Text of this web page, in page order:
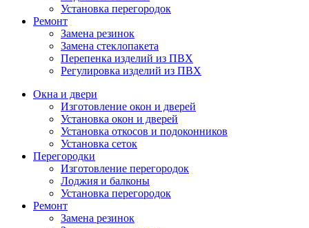
Установка перегородок
Ремонт
Замена резинок
Замена стеклопакета
Перепенка изделий из ПВХ
Регулировка изделий из ПВХ
Окна и двери
Изготовление окон и дверей
Установка окон и дверей
Установка откосов и подоконников
Установка сеток
Перегородки
Изготовление перегородок
Лоджия и балконы
Установка перегородок
Ремонт
Замена резинок